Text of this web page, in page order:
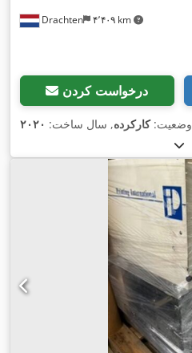
Drachten ۴٬۴۰۹ km
درخواست کردن
وضعیت:کارکرده, سال ساخت: ۲۰۲۰